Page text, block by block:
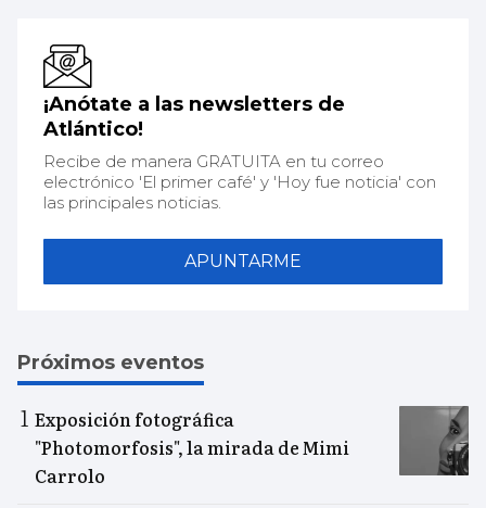
¡Anótate a las newsletters de
Atlántico!
Recibe de manera GRATUITA en tu correo
electrónico 'El primer café' y 'Hoy fue noticia' con
las principales noticias.
APUNTARME
Próximos eventos
Exposición fotográfica
"Photomorfosis", la mirada de Mimi
Carrolo